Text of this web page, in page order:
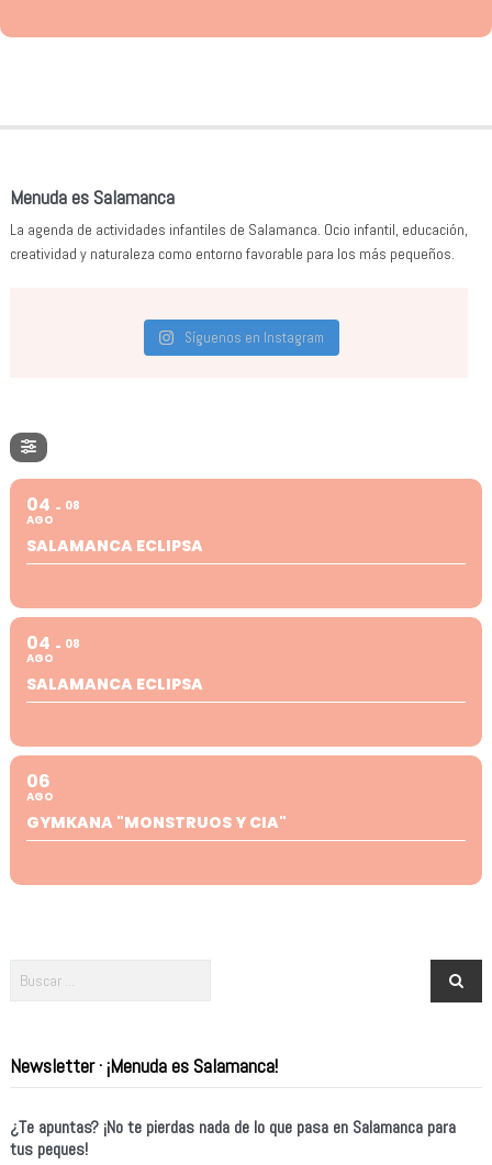
Menuda es Salamanca
La agenda de actividades infantiles de Salamanca. Ocio infantil, educación,
creatividad y naturaleza como entorno favorable para los más pequeños.
Síguenos en Instagram
04
AGO
08
SALAMANCA ECLIPSA
04
AGO
08
SALAMANCA ECLIPSA
06
AGO
GYMKANA "MONSTRUOS Y CIA"
Newsletter · ¡Menuda es Salamanca!
¿Te apuntas? ¡No te pierdas nada de lo que pasa en Salamanca para
tus peques!